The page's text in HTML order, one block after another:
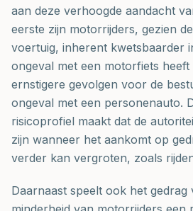
aan deze verhoogde aandacht
eerste zijn motorrijders, gezien
voertuig, inherent kwetsbaarder
ongeval met een motorfiets heeft
ernstigere gevolgen voor de
ongeval met een personenauto.
risicoprofiel maakt dat de
zijn wanneer het aankomt op
verder kan vergroten, zoals
Daarnaast speelt ook het gedrag